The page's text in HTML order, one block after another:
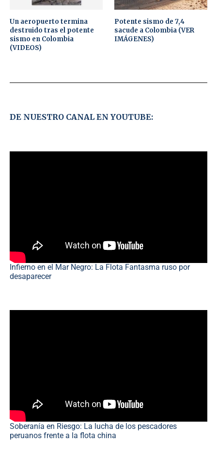
Un aeropuerto termina
destruido tras el potente
sismo en Colombia
(VIDEOS)
Potente sismo de 7,4
sacude a Colombia (VER
IMÁGENES)
DE NUESTRO CANAL EN YOUTUBE:
Infierno en el Mar Negro: La Flota Fantasma ruso por
desaparecer
Soberanía en Riesgo: La lucha de los pescadores
peruanos frente a la flota china